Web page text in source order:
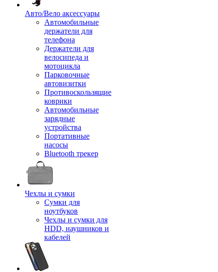
Авто/Вело аксессуары
Автомобильные
держатели для
телефона
Держатели для
велосипеда и
мотоцикла
Парковочные
автовизитки
Противоскользящие
коврики
Автомобильные
зарядные
устройства
Портативные
насосы
Bluetooth трекер
Чехлы и сумки
Сумки для
ноутбуков
Чехлы и сумки для
HDD, наушников и
кабелей